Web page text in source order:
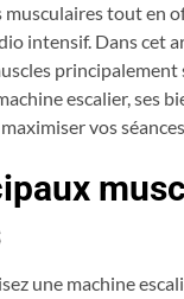
musculaires tout en
intensif. Dans cet
principalement
escalier, ses
vos
une machine